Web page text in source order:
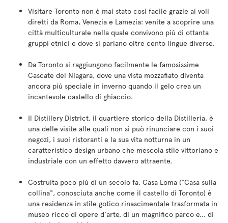
Visitare Toronto non è mai stato così facile grazie ai voli
diretti da Roma, Venezia e Lamezia: venite a scoprire una
città multiculturale nella quale convivono più di ottanta
gruppi etnici e dove si parlano oltre cento lingue diverse.
Da Toronto si raggiungono facilmente le famosissime
Cascate del Niagara, dove una vista mozzafiato diventa
ancora più speciale in inverno quando il gelo crea un
incantevole castello di ghiaccio.
Il Distillery District, il quartiere storico della Distilleria, è
una delle visite alle quali non si può rinunciare con i suoi
negozi, i suoi ristoranti e la sua vita notturna in un
caratteristico design urbano che mescola stile vittoriano e
industriale con un effetto davvero attraente.
Costruita poco più di un secolo fa, Casa Loma ("Casa sulla
collina", conosciuta anche come il castello di Toronto) è
una residenza in stile gotico rinascimentale trasformata in
museo ricco di opere d'arte, di un magnifico parco e... di